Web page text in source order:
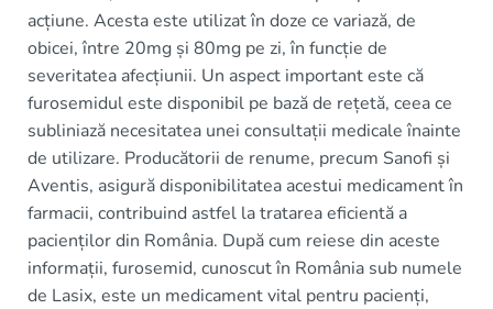
acțiune. Acesta este utilizat în doze ce variază, de
obicei, între 20mg și 80mg pe zi, în funcție de
severitatea afecțiunii. Un aspect important este că
furosemidul este disponibil pe bază de rețetă, ceea ce
subliniază necesitatea unei consultații medicale înainte
de utilizare. Producătorii de renume, precum Sanofi și
Aventis, asigură disponibilitatea acestui medicament în
farmacii, contribuind astfel la tratarea eficientă a
pacienților din România. După cum reiese din aceste
informații, furosemid, cunoscut în România sub numele
de Lasix, este un medicament vital pentru pacienți,